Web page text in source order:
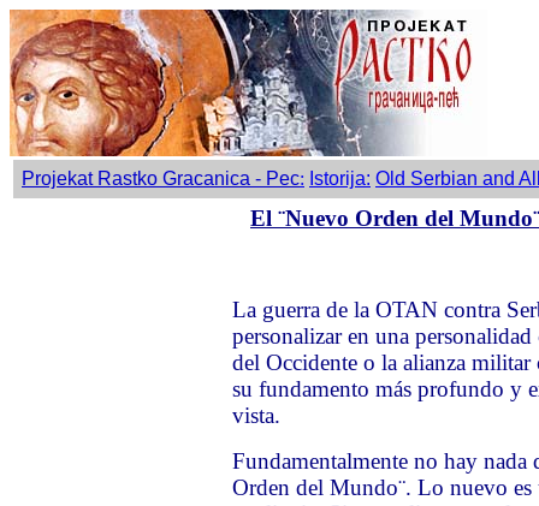
Projekat Rastko Gracanica - Pec: Istorija: Old Serbian and
El ¨Nuevo Orden del
La guerra de la OTAN contra
personalizar en una
del Occidente o la alianza militar
su fundamento más profundo y
vista.
Fundamentalmente no hay nada
Orden del Mundo¨. Lo nuevo